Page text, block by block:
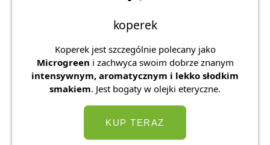
koperek
Koperek jest szczególnie polecany jako
Microgreen i zachwyca swoim dobrze znanym
intensywnym, aromatycznym i lekko słodkim
smakiem. Jest bogaty w olejki eteryczne.
KUP TERAZ